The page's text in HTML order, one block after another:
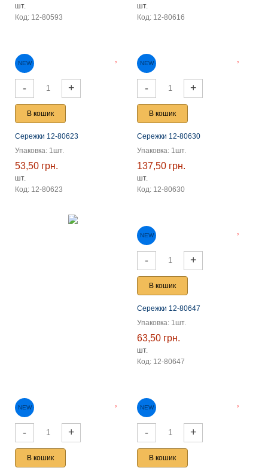
шт.
Код: 12-80593
шт.
Код: 12-80616
NEW
- +
В кошик
Сережки 12-80623
Упаковка: 1шт.
53,50 грн.
шт.
Код: 12-80623
NEW
- +
В кошик
Сережки 12-80630
Упаковка: 1шт.
137,50 грн.
шт.
Код: 12-80630
- +
В кошик
Сережки 12-80647
Упаковка: 1шт.
63,50 грн.
шт.
Код: 12-80647
- +
В кошик
- +
В кошик